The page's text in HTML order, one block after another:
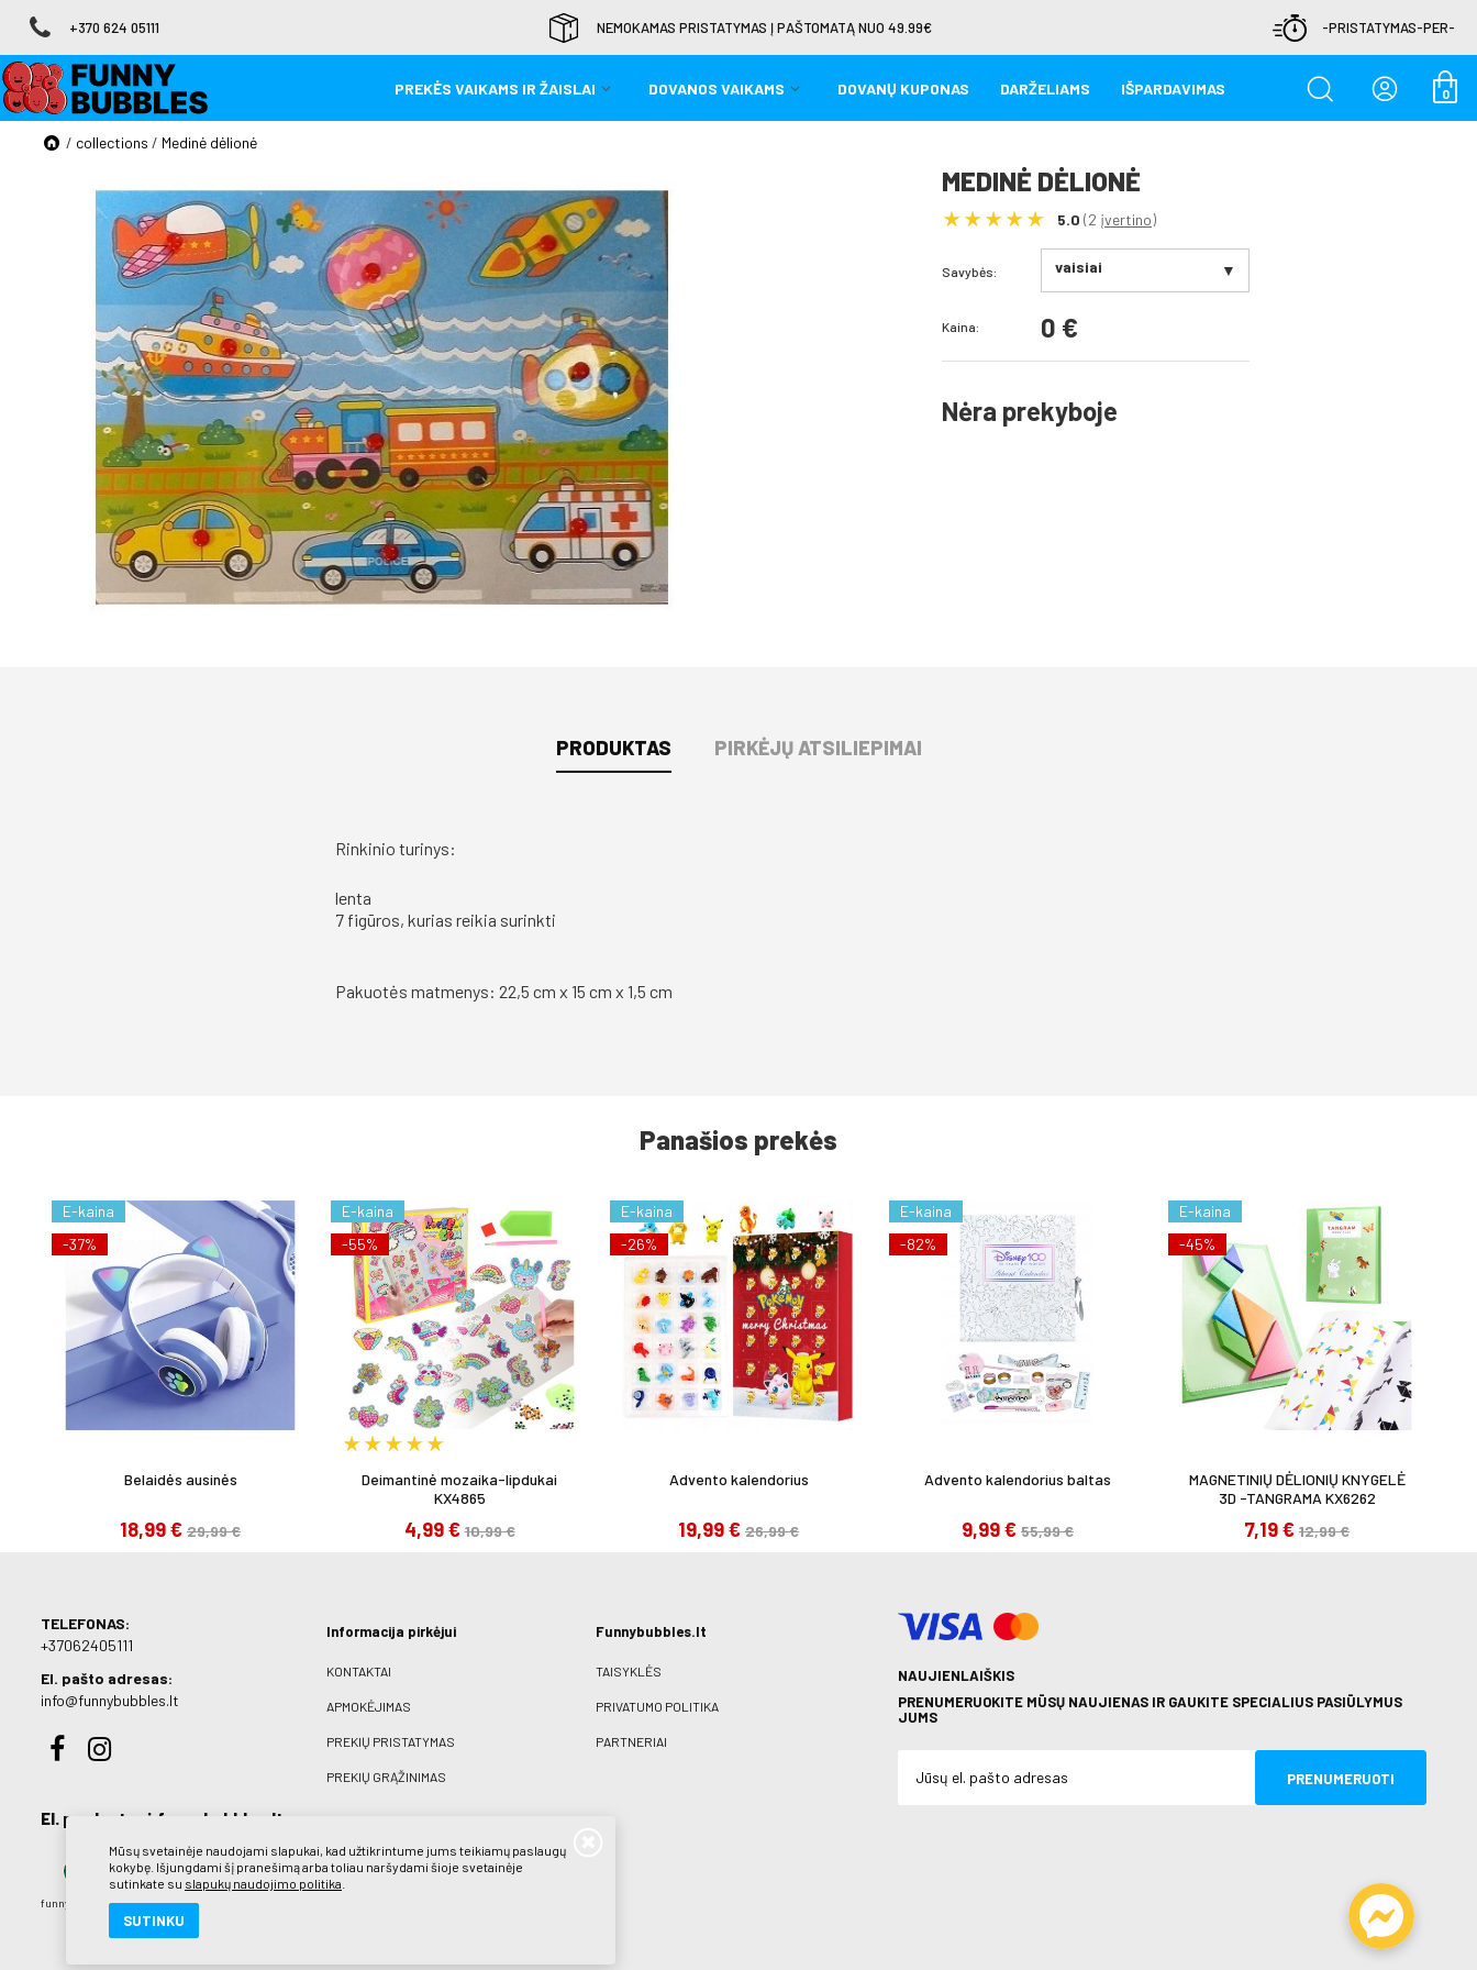
Mūsų svetainėje naudojami slapukai, kad užtikrintume jums teikiamų paslaugų
kokybę. Išjungdami šį pranešimą arba toliau naršydami šioje svetainėje
sutinkate su slapukų naudojimo politika
SUTINKU
+370 624 05111 NEMOKAMAS PRISTATYMAS Į PAŠTOMATĄ NUO 49.99€ -PRISTATYMAS-PER-
0
PREKĖS VAIKAMS IR ŽAISLAI DOVANOS VAIKAMS DOVANŲ KUPONAS DARŽELIAMS IŠPARDAVIMAS
/ collections / Medinė dėlionė
MEDINĖ DĖLIONĖ
5.0 (2 įvertino)
Savybės:
transporto priemonės
Kaina: 0 €
Nėra prekyboje
PRODUKTAS PIRKĖJŲ ATSILIEPIMAI
Rinkinio turinys:
lenta
7 figūros, kurias reikia surinkti
Pakuotės matmenys: 22,5 cm x 15 cm x 1,5 cm
Panašios prekės
E-kaina
-37%
Belaidės ausinės
18,99 € 29,99 €
E-kaina
-55%
Deimantinė mozaika-lipdukai
KX4865
4,99 €10,99 €
E-kaina
-26%
Advento kalendorius
19,99 € 26,99 €
E-kaina
-82%
Advento kalendorius baltas
9,99 € 55,99 €
E-kaina
-45%
MAGNETINIŲ DĖLIONIŲ KNYGELĖ
3D -TANGRAMA KX6262
7,19 € 12,99 €
TELEFONAS:
+37062405111
El. pašto adresas:
info@funnybubbles.lt
El. parduotuvė funnybubbles.lt
funnybubbles.lt
Informacija pirkėjui
KONTAKTAI
APMOKĖJIMAS
PREKIŲ PRISTATYMAS
PREKIŲ GRĄŽINIMAS
Funnybubbles.lt
TAISYKLĖS
PRIVATUMO POLITIKA
PARTNERIAI
NAUJIENLAIŠKIS
PRENUMERUOKITE MŪSŲ NAUJIENAS IR GAUKITE SPECIALIUS PASIŪLYMUS
JUMS
PRENUMERUOTI